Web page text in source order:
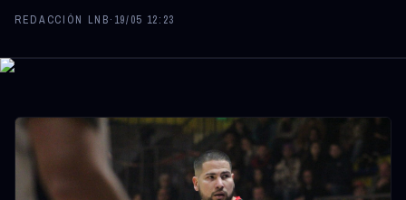
REDACCIÓN LNB· 19/05 12:23